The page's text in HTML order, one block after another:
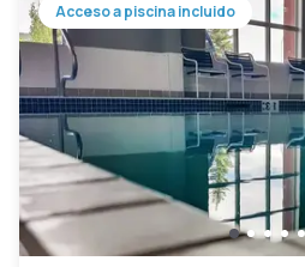
Acceso a piscina incluido